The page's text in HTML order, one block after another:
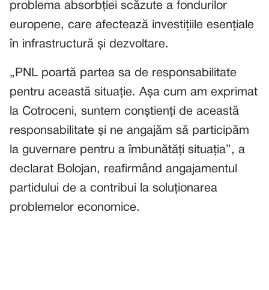
problema absorbției scăzute a fondurilor
europene, care afectează investițiile esențiale
în infrastructură și dezvoltare.
„PNL poartă partea sa de responsabilitate
pentru această situație. Așa cum am exprimat
la Cotroceni, suntem conștienți de această
responsabilitate și ne angajăm să participăm
la guvernare pentru a îmbunătăți situația”, a
declarat Bolojan, reafirmând angajamentul
partidului de a contribui la soluționarea
problemelor economice.